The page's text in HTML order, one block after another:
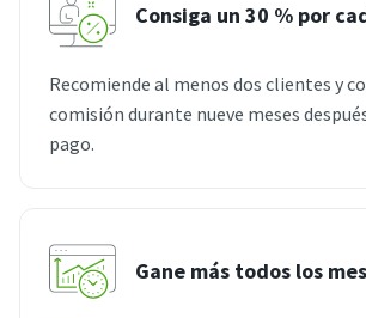
Consiga un 30 % por
Recomiende al menos dos clientes y
comisión durante nueve meses
pago.
Gane más todos los